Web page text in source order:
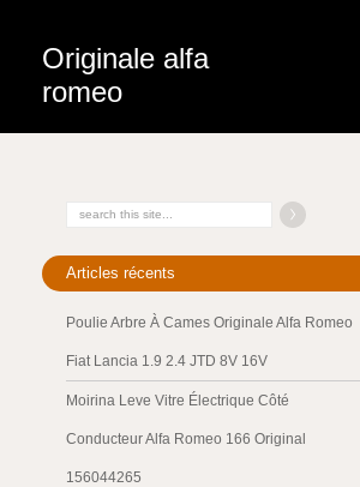
Originale alfa
romeo
Articles récents
Poulie Arbre À Cames Originale Alfa Romeo
Fiat Lancia 1.9 2.4 JTD 8V 16V
Moirina Leve Vitre Électrique Côté
Conducteur Alfa Romeo 166 Original
156044265